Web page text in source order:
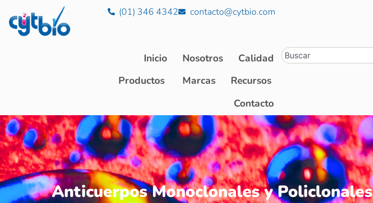
(01) 346 4342 contacto@cytbio.com
Inicio Nosotros
Calidad
Productos
Marcas
Recursos
Contacto
Anticuerpos Monoclonales y Policlonales